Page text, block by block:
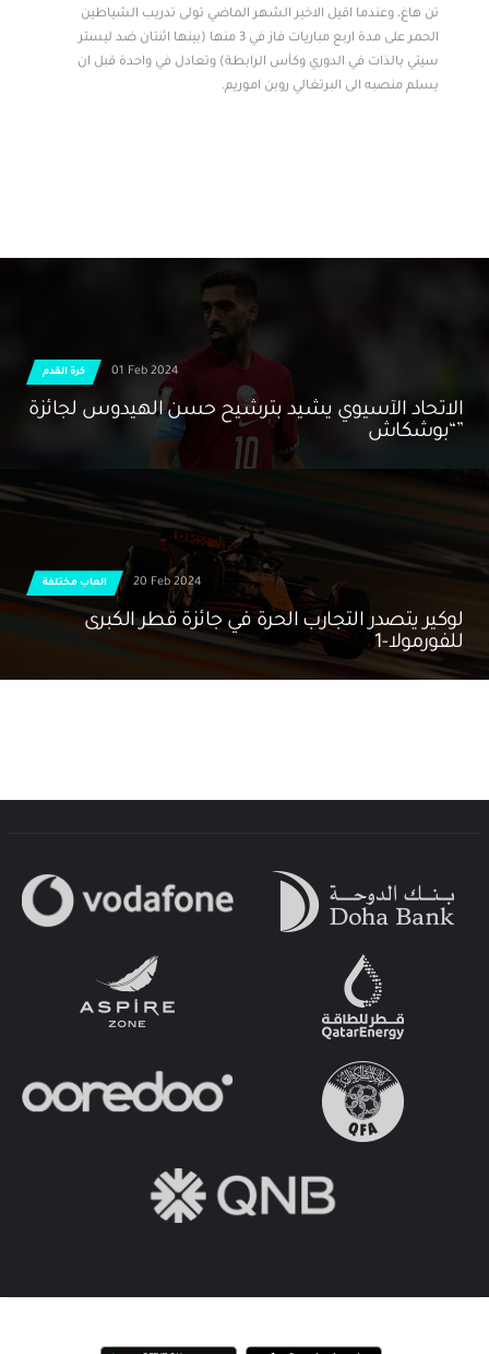
تن هاغ، وعندما اقيل الاخير الشهر الماضي تولى تدريب الشياطين
الحمر على مدة اربع مباريات فاز في 3 منها (بينها اثنتان ضد ليستر
سيتي بالذات في الدوري وكأس الرابطة) وتعادل في واحدة قبل ان
يسلم منصبه الى البرتغالي روبن اموريم.
كرة القدم 01 Feb 2024
الاتحاد الآسيوي يشيد بترشيح حسن الهيدوس لجائزة
“بوشكاش”
العاب مختلفة 20 Feb 2024
لوكير يتصدر التجارب الحرة في جائزة قطر الكبرى
للفورمولا-1